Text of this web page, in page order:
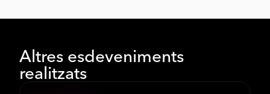
Altres esdeveniments
realitzats